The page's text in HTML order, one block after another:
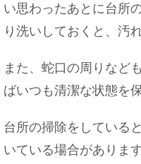
犬の出産は
意点について
に誘う方法
い思わったあとに台所
り洗いしておくと、汚
また、蛇口の周りなど
ばいつも清潔な状態を
台所の掃除をしている
いている場合があります